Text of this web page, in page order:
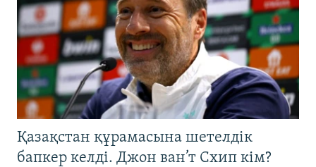
Қазақстан құрамасына шетелдік
бапкер келді. Джон ван’т Схип кім?